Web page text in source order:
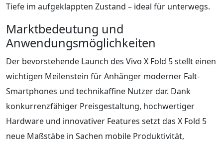
Tiefe im aufgeklappten Zustand – ideal für unterwegs.
Marktbedeutung und
Anwendungsmöglichkeiten
Der bevorstehende Launch des Vivo X Fold 5 stellt einen
wichtigen Meilenstein für Anhänger moderner Falt-
Smartphones und technikaffine Nutzer dar. Dank
konkurrenzfähiger Preisgestaltung, hochwertiger
Hardware und innovativer Features setzt das X Fold 5
neue Maßstäbe in Sachen mobile Produktivität,